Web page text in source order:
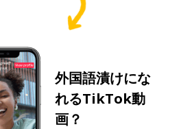
外国語漬けにな
れるTikTok動
画？